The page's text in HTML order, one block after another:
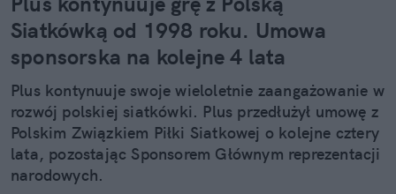
Siatkówką od 1998 roku. Umowa
sponsorska na kolejne 4 lata
Plus kontynuuje swoje wieloletnie zaangażowanie w
rozwój polskiej siatkówki. Plus przedłużył umowę z
Polskim Związkiem Piłki Siatkowej o kolejne cztery
lata, pozostając Sponsorem Głównym reprezentacji
narodowych.